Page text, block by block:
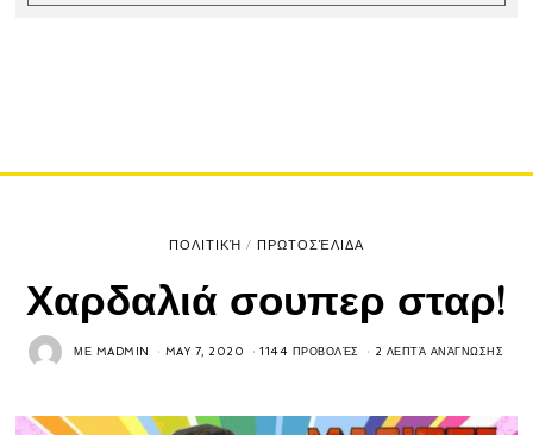
ΠΟΛΙΤΙΚΉ / ΠΡΩΤΟΣΈΛΙΔΑ
Χαρδαλιά σουπερ σταρ!
ΜΕ MADMIN MAY 7, 2020 1144 ΠΡΟΒΟΛΈΣ 2 ΛΕΠΤΆ ΑΝΆΓΝΩΣΗΣ